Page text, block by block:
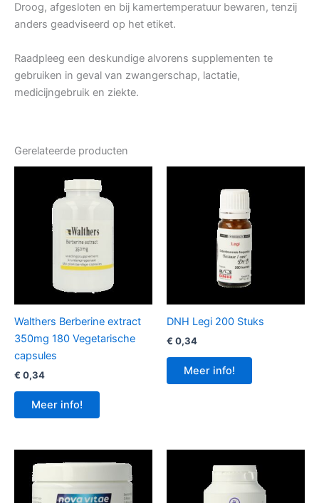
Droog, afgesloten en bij kamertemperatuur bewaren, tenzij
anders geadviseerd op het etiket.
Raadpleeg een deskundige alvorens supplementen te
gebruiken in geval van zwangerschap, lactatie,
medicijngebruik en ziekte.
Gerelateerde producten
Walthers Berberine extract
350mg 180 Vegetarische
capsules
€ 0,34
Meer info!
DNH Legi 200 Stuks
€ 0,34
Meer info!